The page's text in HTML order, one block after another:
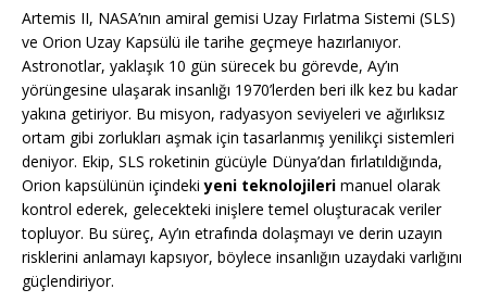
Artemis II, NASA’nın amiral gemisi Uzay Fırlatma Sistemi (SLS)
ve Orion Uzay Kapsülü ile tarihe geçmeye hazırlanıyor.
Astronotlar, yaklaşık 10 gün sürecek bu görevde, Ay’ın
yörüngesine ulaşarak insanlığı 1970’lerden beri ilk kez bu kadar
yakına getiriyor. Bu misyon, radyasyon seviyeleri ve ağırlıksız
ortam gibi zorlukları aşmak için tasarlanmış yenilikçi sistemleri
deniyor. Ekip, SLS roketinin gücüyle Dünya’dan fırlatıldığında,
Orion kapsülünün içindekiyeni teknolojileri manuel olarak
kontrol ederek, gelecekteki inişlere temel oluşturacak veriler
topluyor. Bu süreç, Ay’ın etrafında dolaşmayı ve derin uzayın
risklerini anlamayı kapsıyor, böylece insanlığın uzaydaki varlığını
güçlendiriyor.